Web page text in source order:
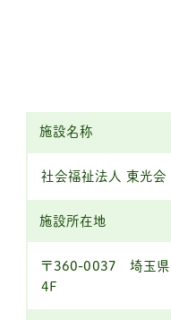
施設名称
社会福祉法人 東光
施設所在地
〒360-0037 埼玉県
4F